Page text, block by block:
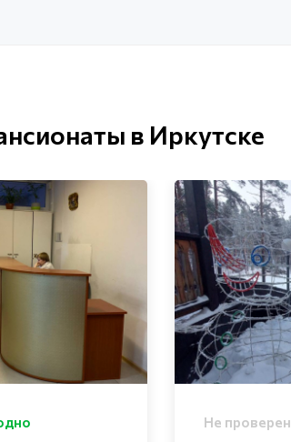
в Иркутске
Не проверен